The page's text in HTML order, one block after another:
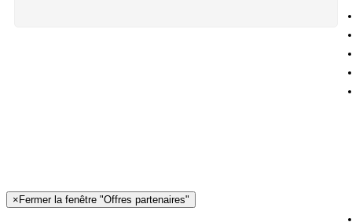
× Fermer la fenêtre "Offres partenaires"